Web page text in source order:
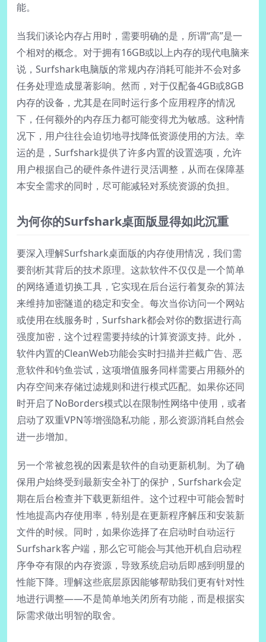
能。
当我们谈论内存占用时，需要明确的是，所谓“高”是一
个相对的概念。对于拥有16GB或以上内存的现代电脑来
说，Surfshark电脑版的常规内存消耗可能并不会对多
任务处理造成显著影响。然而，对于仅配备4GB或8GB
内存的设备，尤其是在同时运行多个应用程序的情况
下，任何额外的内存压力都可能变得尤为敏感。这种情
况下，用户往往会迫切地寻找降低资源使用的方法。幸
运的是，Surfshark提供了许多内置的设置选项，允许
用户根据自己的硬件条件进行灵活调整，从而在保障基
本安全需求的同时，尽可能减轻对系统资源的负担。
为何你的Surfshark桌面版显得如此沉重
要深入理解Surfshark桌面版的内存使用情况，我们需
要剖析其背后的技术原理。这款软件不仅仅是一个简单
的网络通道切换工具，它实现在后台运行着复杂的算法
来维持加密隧道的稳定和安全。每次当你访问一个网站
或使用在线服务时，Surfshark都会对你的数据进行高
强度加密，这个过程需要持续的计算资源支持。此外，
软件内置的CleanWeb功能会实时扫描并拦截广告、恶
意软件和钓鱼尝试，这项增值服务同样需要占用额外的
内存空间来存储过滤规则和进行模式匹配。如果你还同
时开启了NoBorders模式以在限制性网络中使用，或者
启动了双重VPN等增强隐私功能，那么资源消耗自然会
进一步增加。
另一个常被忽视的因素是软件的自动更新机制。为了确
保用户始终受到最新安全补丁的保护，Surfshark会定
期在后台检查并下载更新组件。这个过程中可能会暂时
性地提高内存使用率，特别是在更新程序解压和安装新
文件的时候。同时，如果你选择了在启动时自动运行
Surfshark客户端，那么它可能会与其他开机自启动程
序争夺有限的内存资源，导致系统启动后即感到明显的
性能下降。理解这些底层原因能够帮助我们更有针对性
地进行调整——不是简单地关闭所有功能，而是根据实
际需求做出明智的取舍。